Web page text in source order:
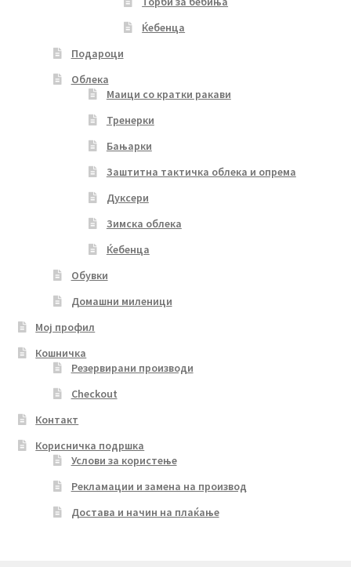
Ќебенца
Подароци
Облека
Маици со кратки ракави
Тренерки
Бањарки
Заштитна тактичка облека и опрема
Дуксери
Зимска облека
Ќебенца
Обувки
Домашни миленици
Мој профил
Кошничка
Резервирани производи
Checkout
Контакт
Корисничка подршка
Услови за користење
Рекламации и замена на производ
Достава и начин на плаќање